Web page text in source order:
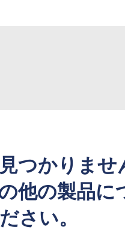
つかりませ
他の製品
さい。